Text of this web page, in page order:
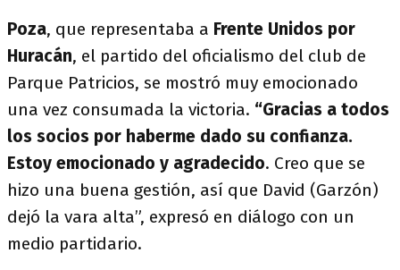
Poza, que representaba a Frente Unidos por
Huracán, el partido del oficialismo del club de
Parque Patricios, se mostró muy emocionado
una vez consumada la victoria. “Gracias a todos
los socios por haberme dado su confianza.
Estoy emocionado y agradecido. Creo que se
hizo una buena gestión, así que David (Garzón)
dejó la vara alta”, expresó en diálogo con un
medio partidario.